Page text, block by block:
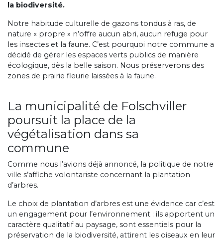
la biodiversité.
Notre habitude culturelle de gazons tondus à ras, de
nature « propre » n’offre aucun abri, aucun refuge pour
les insectes et la faune. C’est pourquoi notre commune a
décidé de gérer les espaces verts publics de manière
écologique, dès la belle saison. Nous préserverons des
zones de prairie fleurie laissées à la faune.
La municipalité de Folschviller
poursuit la place de la
végétalisation dans sa
commune
Comme nous l’avions déjà annoncé, la politique de notre
ville s’affiche volontariste concernant la plantation
d’arbres.
Le choix de plantation d’arbres est une évidence car c’est
un engagement pour l’environnement : ils apportent un
caractère qualitatif au paysage, sont essentiels pour la
préservation de la biodiversité, attirent les oiseaux en leur